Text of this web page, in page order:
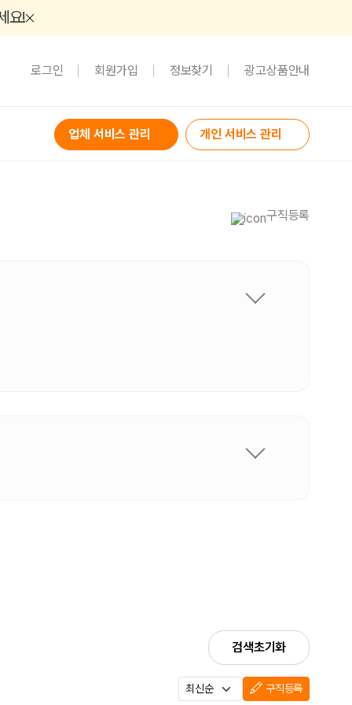
요!
로그인 회원가입 정보찾기 광고상품안내
업체 서비스 관리 개인 서비스 관리
구직등록
검색초기화
구직등록